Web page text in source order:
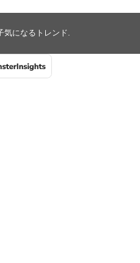
気になるトレンド.